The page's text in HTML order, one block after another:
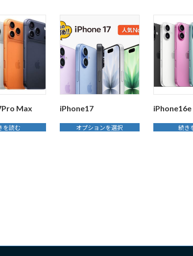
Max
を読む
iPhone17
オプションを選択
の
iPhone16e
続き